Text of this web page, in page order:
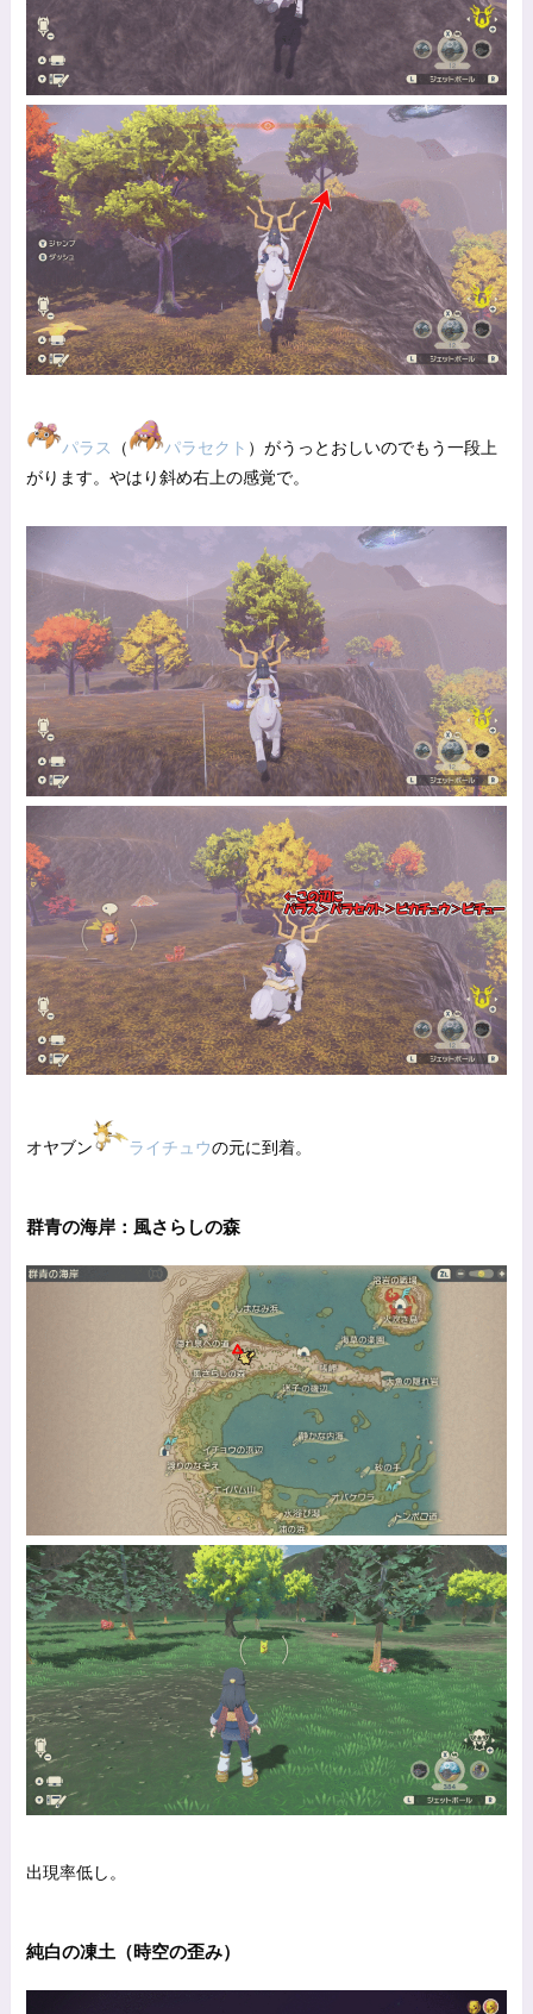
パラス （ パラセクト ）がうっとおしいのでもう一段上
がります。やはり斜め右上の感覚で。
オヤブン ライチュウの元に到着。
群青の海岸：風さらしの森
出現率低し。
純白の凍土（時空の歪み）